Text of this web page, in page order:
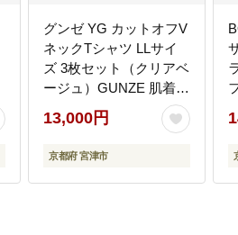
グンゼ YG カットオフV
ネックTシャツ LLサイ
ズ 3枚セット（クリアベ
ージュ）GUNZE 肌着
男性 メンズ 特許製法 洗
濯耐久性 着圧 均一 抗菌
防臭 ニオイ
13,000円
京都府 宮津市